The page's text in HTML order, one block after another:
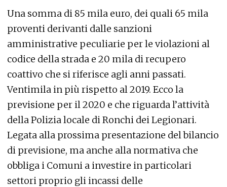
Una somma di 85 mila euro, dei quali 65 mila
proventi derivanti dalle sanzioni
amministrative peculiarie per le violazioni al
codice della strada e 20 mila di recupero
coattivo che si riferisce agli anni passati.
Ventimila in più rispetto al 2019. Ecco la
previsione per il 2020 e che riguarda l’attività
della Polizia locale di Ronchi dei Legionari.
Legata alla prossima presentazione del bilancio
di previsione, ma anche alla normativa che
obbliga i Comuni a investire in particolari
settori proprio gli incassi delle